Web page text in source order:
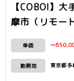
【COBOl】
摩市（リモー
単価 〜
勤務地 東京都多